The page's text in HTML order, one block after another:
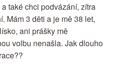
také chci podvázání, zítra
Mám 3 děti a je mě 38 let,
ani prášky mě
volbu nenašla. Jak dlouho